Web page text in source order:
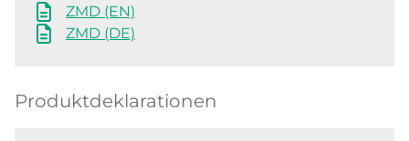
ZMD (EN)
ZMD (DE)
Produktdeklarationen